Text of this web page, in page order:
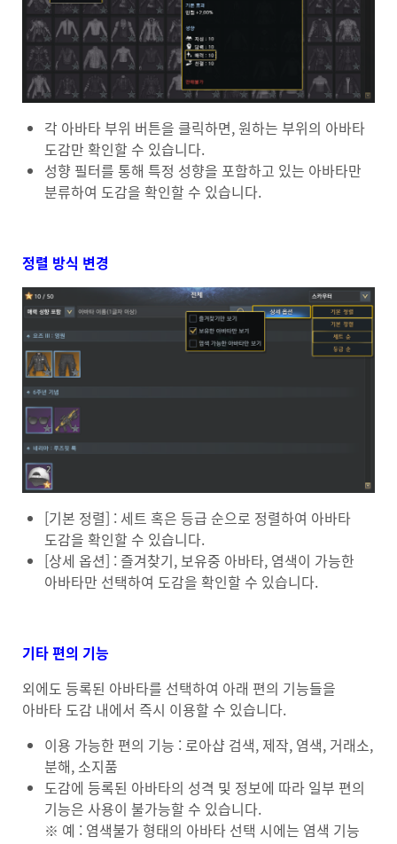
각 아바타 부위 버튼을 클릭하면, 원하는 부위의 아바타
도감만 확인할 수 있습니다.
성향 필터를 통해 특정 성향을 포함하고 있는 아바타만
분류하여 도감을 확인할 수 있습니다.
정렬 방식 변경
[기본 정렬] : 세트 혹은 등급 순으로 정렬하여 아바타
도감을 확인할 수 있습니다.
[상세 옵션] : 즐겨찾기, 보유중 아바타, 염색이 가능한
아바타만 선택하여 도감을 확인할 수 있습니다.
기타 편의 기능
외에도 등록된 아바타를 선택하여 아래 편의 기능들을
아바타 도감 내에서 즉시 이용할 수 있습니다.
이용 가능한 편의 기능 : 로아샵 검색, 제작, 염색, 거래소,
분해, 소지품
도감에 등록된 아바타의 성격 및 정보에 따라 일부 편의
기능은 사용이 불가능할 수 있습니다.
※ 예 : 염색불가 형태의 아바타 선택 시에는 염색 기능